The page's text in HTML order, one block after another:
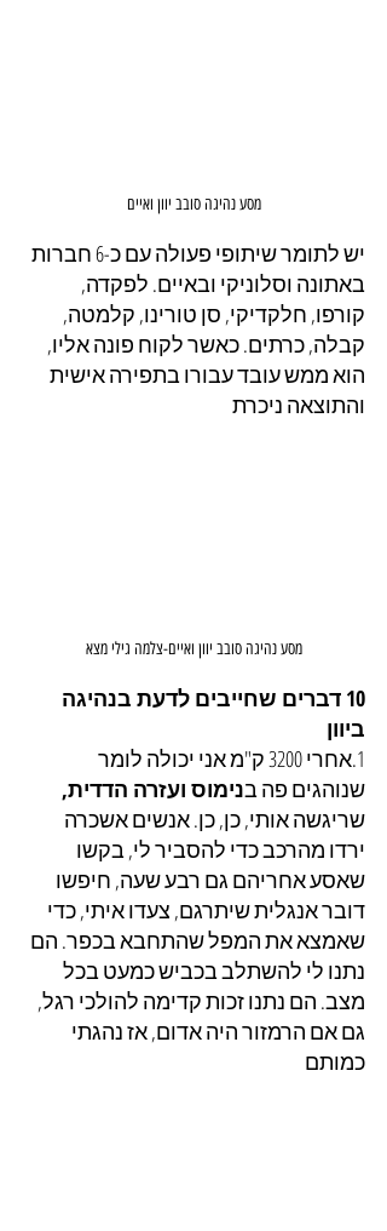
מסע נהיגה סובב יוון ואיים
יש לתומר שיתופי פעולה עם כ-6 חברות
באתונה וסלוניקי ובאיים. לפקדה,
קורפו, חלקדיקי, סן טורינו, קלמטה,
קבלה, כרתים. כאשר לקוח פונה אליו,
הוא ממש עובד עבורו בתפירה אישית
והתוצאה ניכרת
מסע נהיגה סובב יוון ואיים-צלמה גילי מצא
10 דברים שחייבים לדעת בנהיגה
ביוון
1.אחרי 3200 ק"מ אני יכולה לומר
שנוהגים פה בנימוס ועזרה הדדית,
שריגשה אותי, כן, כן. אנשים אשכרה
ירדו מהרכב כדי להסביר לי, בקשו
שאסע אחריהם גם רבע שעה, חיפשו
דובר אנגלית שיתרגם, צעדו איתי, כדי
שאמצא את המפל שהתחבא בכפר. הם
נתנו לי להשתלב בכביש כמעט בכל
מצב. הם נתנו זכות קדימה להולכי רגל,
גם אם הרמזור היה אדום, אז נהגתי
כמותם